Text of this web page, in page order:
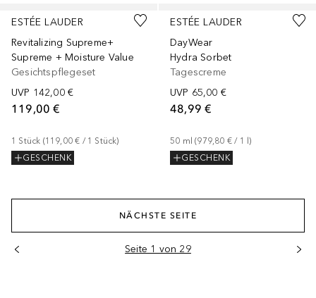
ESTÉE LAUDER
Revitalizing Supreme+
Supreme + Moisture Value
Gesichtspflegeset
UVP 142,00 €
119,00 €
1 Stück (119,00 € / 1 Stück)
GESCHENK
ESTÉE LAUDER
DayWear
Hydra Sorbet
Tagescreme
UVP 65,00 €
48,99 €
50 ml (979,80 € / 1 l)
GESCHENK
NÄCHSTE SEITE
Seite 1 von 29